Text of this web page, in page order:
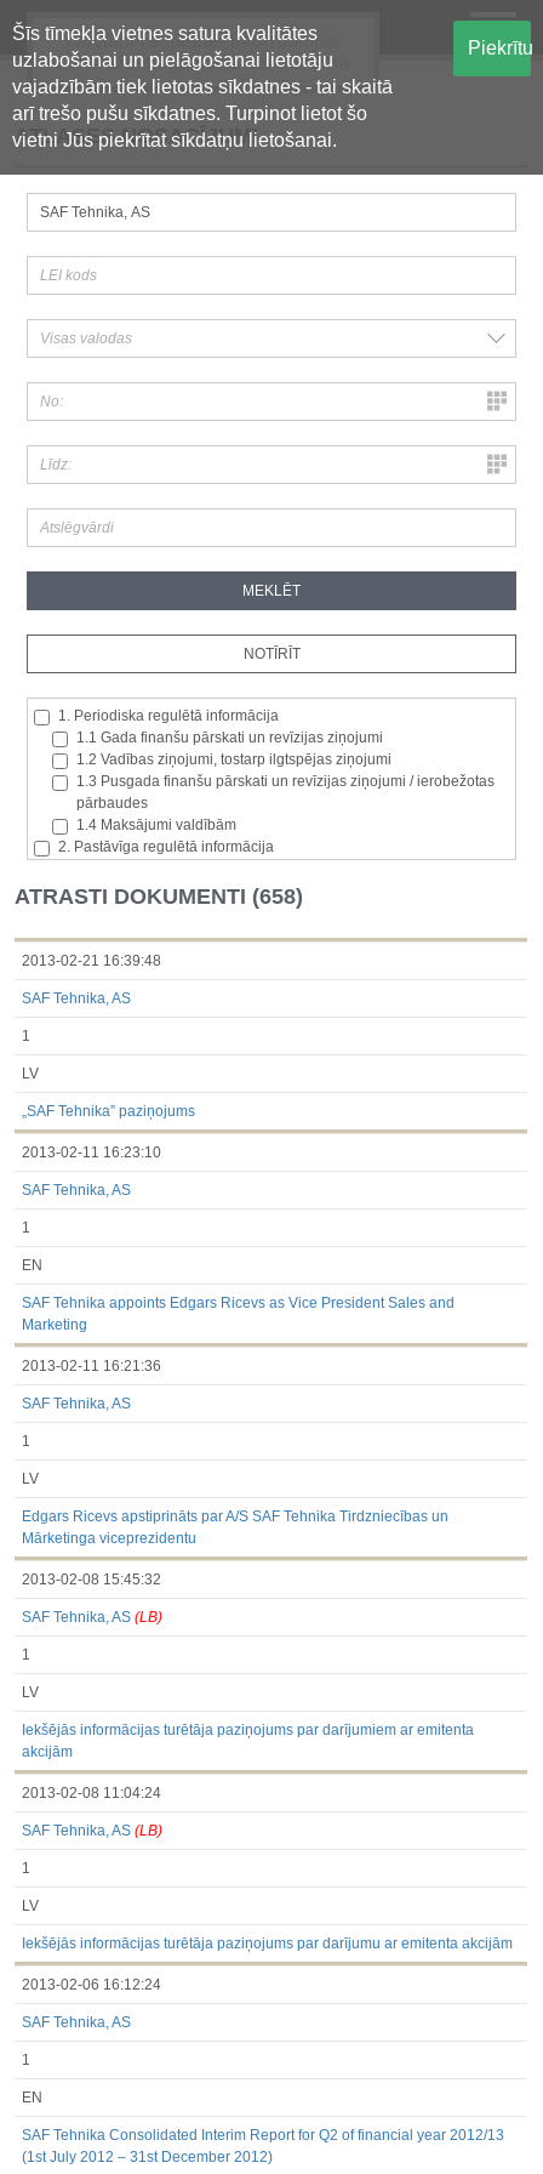
Šīs tīmekļa vietnes satura kvalitātes
uzlabošanai un pielāgošanai lietotāju
vajadzībām tiek lietotas sīkdatnes - tai skaitā
arī trešo pušu sīkdatnes. Turpinot lietot šo
vietni Jūs piekrītat sīkdatņu lietošanai.
Piekrītu
Oficiālā regulētās informācijas
centralizētā glabāšanas sistēma
ATLASES NOSACĪJUMI
1. Periodiska regulētā informācija
1.1 Gada finanšu pārskati un revīzijas ziņojumi
1.2 Vadības ziņojumi, tostarp ilgtspējas ziņojumi
1.3 Pusgada finanšu pārskati un revīzijas ziņojumi / ierobežotas
pārbaudes
1.4 Maksājumi valdībām
2. Pastāvīga regulētā informācija
2.2. Iekšējā informācija
2.3. Paziņojumi par būtisku akciju paketi
2.4. Emitenta paša akciju iegāde vai atsavināšana
2.5. Balsstiesību kopējais skaits un kapitāls
kategorijām
dalībvalsts tiesību aktiem
Līdz 2017.03.01
Finanšu pārskati
Informācija par akcionāru sapulcēm
ATRASTI DOKUMENTI (658)
2013-02-21 16:39:48
SAF Tehnika, AS
1
LV
„SAF Tehnika” paziņojums
2013-02-11 16:23:10
SAF Tehnika, AS
1
EN
SAF Tehnika appoints Edgars Ricevs as Vice President Sales and
Marketing
2013-02-11 16:21:36
SAF Tehnika, AS
1
LV
Edgars Ricevs apstiprināts par A/S SAF Tehnika Tirdzniecības un
Mārketinga viceprezidentu
2013-02-08 15:45:32
SAF Tehnika, AS(LB)
1
LV
Iekšējās informācijas turētāja paziņojums par darījumiem ar emitenta
akcijām
2013-02-08 11:04:24
SAF Tehnika, AS(LB)
1
LV
Iekšējās informācijas turētāja paziņojums par darījumu ar emitenta akcijām
2013-02-06 16:12:24
SAF Tehnika, AS
1
EN
SAF Tehnika Consolidated Interim Report for Q2 of financial year 2012/13
(1st July 2012 – 31st December 2012)